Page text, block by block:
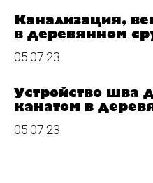
Канализация,
в деревянном
05.07.23
Устройство шва
канатом в
05.07.23